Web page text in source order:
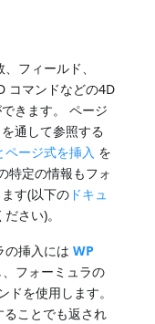
フィールド、
コマンドなどの4D
きます。 ページ
通して参照する
ページ式を挿入 を
特定の情報もフォ
す(以下の ドキュ
さい)。
の挿入にはWP
フォーミュラの
ドを使用します。
ることでも返され